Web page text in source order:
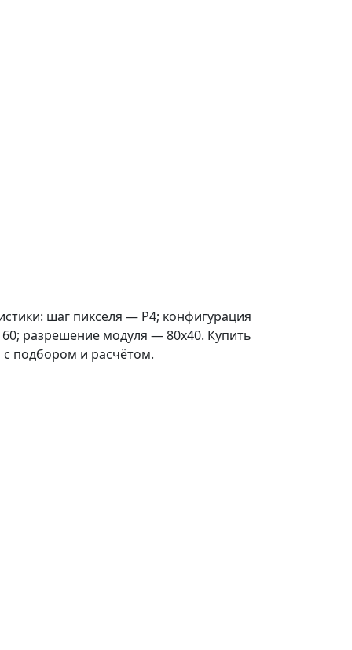
шаг пикселя — P4; конфигурация
разрешение модуля — 80x40. Купить
с подбором и расчётом.